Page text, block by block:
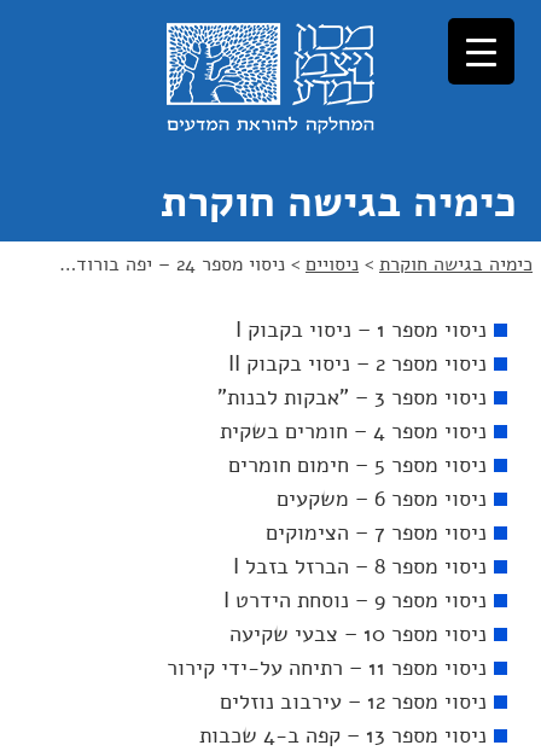
כימיה בגישה חוקרת
כימיה בגישה חוקרת > ניסויים > ניסוי מספר 24 – יפה בורוד…
ניסוי מספר 1 – ניסוי בקבוק I
ניסוי מספר 2 – ניסוי בקבוק II
ניסוי מספר 3 – "אבקות לבנות"
ניסוי מספר 4 – חומרים בשקית
ניסוי מספר 5 – חימום חומרים
ניסוי מספר 6 – משקעים
ניסוי מספר 7 – הצימוקים
ניסוי מספר 8 – הברזל בזבל I
ניסוי מספר 9 – נוסחת הידרט I
ניסוי מספר 10 – צבעי שקיעה
ניסוי מספר 11 – רתיחה על-ידי קירור
ניסוי מספר 12 – עירבוב נוזלים
ניסוי מספר 13 – קפה ב-4 שכבות